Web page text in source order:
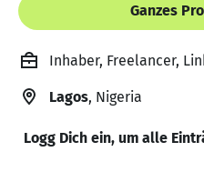
Ganzes
Inhaber, Freelancer,
Lagos, Nigeria
Logg Dich ein, um alle